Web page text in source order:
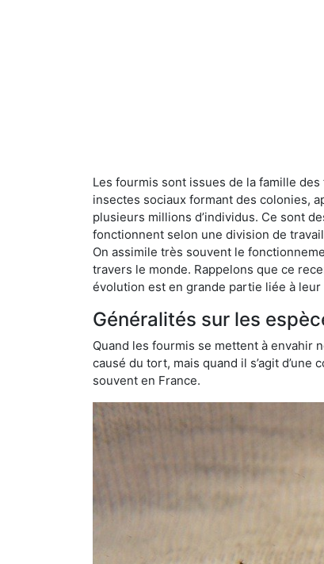
Les fourmis sont issues de la famille
insectes sociaux formant des colonies,
plusieurs millions d’individus. Ce sont
fonctionnent selon une division de
On assimile très souvent le
travers le monde. Rappelons que ce
évolution est en grande partie liée à
Généralités sur les
Quand les fourmis se mettent à envahir
causé du tort, mais quand il s’agit
souvent en France.